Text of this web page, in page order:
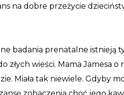
na dobre przeżycie
badania prenatalne istnieją
złych wieści. Mama Jamesa
Miała tak niewiele. Gdyby